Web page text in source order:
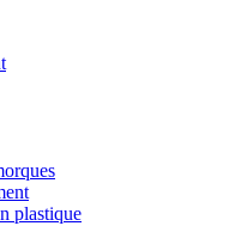
plastique